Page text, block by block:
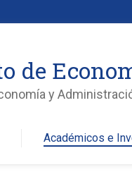
de
y
Académicos e